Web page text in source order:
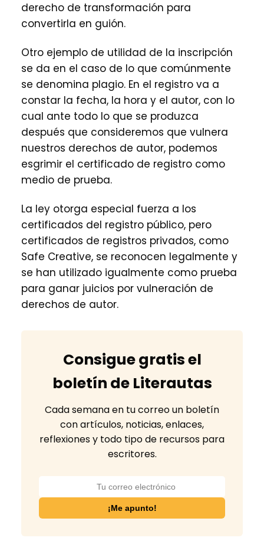
derecho de transformación para
convertirla en guión.
Otro ejemplo de utilidad de la inscripción
se da en el caso de lo que comúnmente
se denomina plagio. En el registro va a
constar la fecha, la hora y el autor, con lo
cual ante todo lo que se produzca
después que consideremos que vulnera
nuestros derechos de autor, podemos
esgrimir el certificado de registro como
medio de prueba.
La ley otorga especial fuerza a los
certificados del registro público, pero
certificados de registros privados, como
Safe Creative, se reconocen legalmente y
se han utilizado igualmente como prueba
para ganar juicios por vulneración de
derechos de autor.
Consigue gratis el
boletín de Literautas
Cada semana en tu correo un boletín
con artículos, noticias, enlaces,
reflexiones y todo tipo de recursos para
escritores.